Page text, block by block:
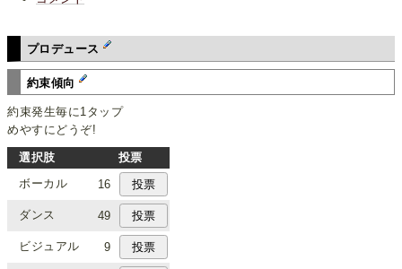
プロデュース
約束傾向
約束発生毎に1タップ
めやすにどうぞ!
選択肢
投票
ボーカル
16
ダンス 49
ビジュアル 9